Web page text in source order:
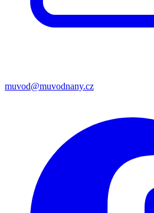
muvod@muvodnany.cz